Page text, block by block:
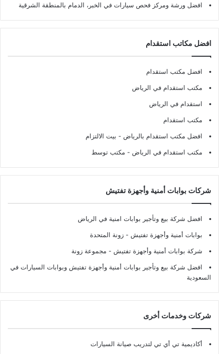
افضل ورشة ومركز فحص سيارات في الخبر، الدمام بالمنطقة الشرقية
افضل مكاتب استقدام
افضل مكتب استقدام
مكتب استقدام في الرياض
استقدام في الرياض
مكتب استقدام
افضل مكتب استقدام بالرياض - بيت الالتزام
مكتب استقدام في الرياض - مكتب توسط
شركات بوابات أمنية وأجهزة تفتيش
افضل شركة بيع وتأجير بوابات امنية في الرياض
بوابات أمنية وأجهزة تفتيش - زونة المتحدة
شركة بوابات أمنية وأجهزة تفتيش - مجموعة زونة
افضل شركة بيع وتأجير بوابات أمنية وأجهزة تفتيش وبوابات السيارات في
السعودية
شركات وخدمات أخرى
أكاديمية تي أي تي لتدريب صيانة السيارات